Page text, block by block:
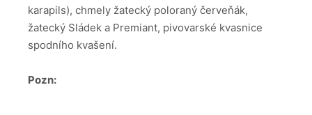
karapils), chmely žatecký poloraný červeňák,
žatecký Sládek a Premiant, pivovarské kvasnice
spodního kvašení.
Pozn: